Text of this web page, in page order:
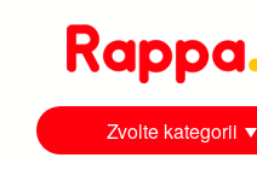
Zvolte kategorii